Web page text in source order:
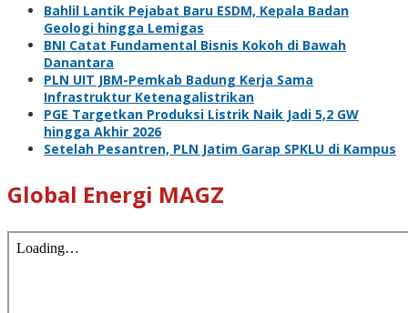
Bahlil Lantik Pejabat Baru ESDM, Kepala Badan
Geologi hingga Lemigas
BNI Catat Fundamental Bisnis Kokoh di Bawah
Danantara
PLN UIT JBM-Pemkab Badung Kerja Sama
Infrastruktur Ketenagalistrikan
PGE Targetkan Produksi Listrik Naik Jadi 5,2 GW
hingga Akhir 2026
Setelah Pesantren, PLN Jatim Garap SPKLU di Kampus
Global Energi MAGZ